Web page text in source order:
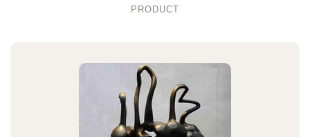
PRODUCT